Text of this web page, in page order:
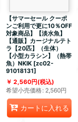
【サマーセール クーポ
ンご利用で更に10％OFF
対象商品】【淡水魚】
【通販】カージナルテト
ラ【20匹】（生体）
【小型カラシン】（熱帯
魚）NKIK [zc02-
91018131]
2,560円(税込)
希望小売価格: 2,560円
カートに入れる